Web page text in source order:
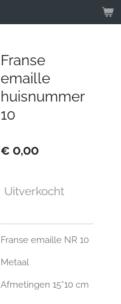
Franse
emaille
huisnummer
10
€ 0,00
Uitverkocht
Franse emaille NR 10
Metaal
Afmetingen 15*10 cm